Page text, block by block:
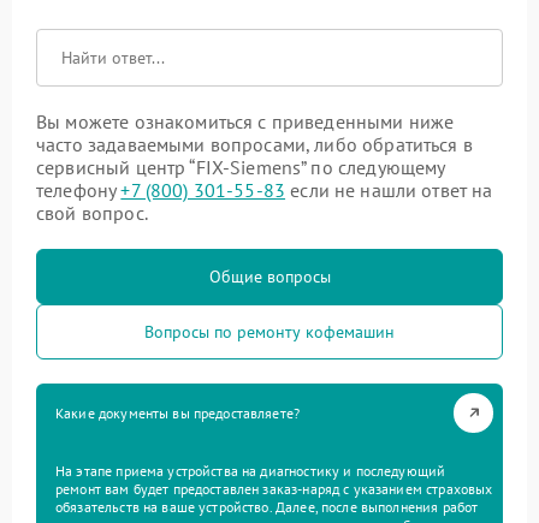
Вы можете ознакомиться с приведенными ниже
часто задаваемыми вопросами, либо обратиться в
сервисный центр “FIX-Siemens” по следующему
телефону+7 (800) 301-55-83 если не нашли ответ на
свой вопрос.
Общие вопросы
Вопросы по ремонту кофемашин
Какие документы вы предоставляете?
На этапе приема устройства на диагностику и последующий
ремонт вам будет предоставлен заказ-наряд с указанием страховых
обязательств на ваше устройство. Далее, после выполнения работ